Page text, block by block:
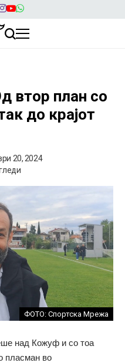
втор план со
до крајот
20, 2024
ФОТО: Спортска Мрежа
над Кожуф и со тоа
пласман во